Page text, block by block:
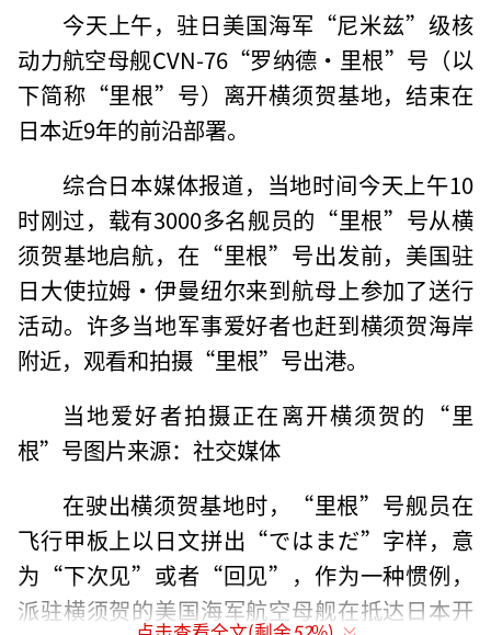
今天上午，驻日美国海军“尼米兹”级核
动力航空母舰CVN-76“罗纳德·里根”号（以
下简称“里根”号）离开横须贺基地，结束在
日本近9年的前沿部署。
综合日本媒体报道，当地时间今天上午10
时刚过，载有3000多名舰员的“里根”号从横
须贺基地启航，在“里根”号出发前，美国驻
日大使拉姆·伊曼纽尔来到航母上参加了送行
活动。许多当地军事爱好者也赶到横须贺海岸
附近，观看和拍摄“里根”号出港。
当地爱好者拍摄正在离开横须贺的“里
根”号图片来源：社交媒体
在驶出横须贺基地时，“里根”号舰员在
飞行甲板上以日文拼出“ではまだ”字样，意
为“下次见”或者“回见”，作为一种惯例，
派驻横须贺的美国海军航空母舰在抵达日本开